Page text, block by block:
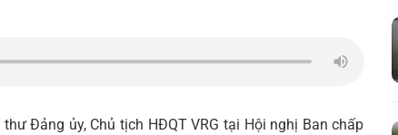
Đảng ủy, Chủ tịch HĐQT VRG tại Hội nghị Ban chấp